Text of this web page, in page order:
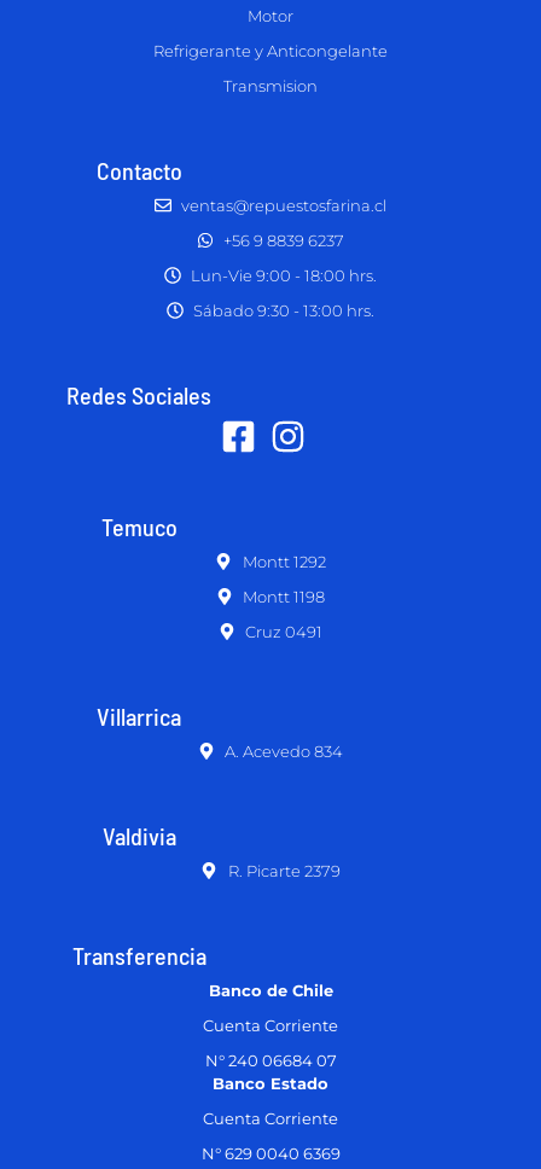
Motor
Refrigerante y Anticongelante
Transmision
Contacto
ventas@repuestosfarina.cl
+56 9 8839 6237
Lun-Vie 9:00 - 18:00 hrs.
Sábado 9:30 - 13:00 hrs.
Redes Sociales
Temuco
Montt 1292
Montt 1198
Cruz 0491
Villarrica
A. Acevedo 834
Valdivia
R. Picarte 2379
Transferencia
Banco de Chile
Cuenta Corriente
N° 240 06684 07
Banco Estado
Cuenta Corriente
N° 629 0040 6369